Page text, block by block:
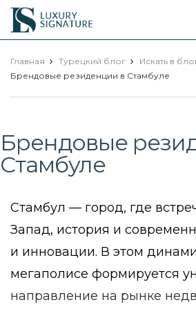
Luxury
Signature
Главная Турецкий блог
Искать в
Брендовые резиденции в Стамбуле
Брендовые
Стамбуле
Стамбул — город, где
Запад, история и
и инновации. В этом
мегаполисе формируется
направление на рынке